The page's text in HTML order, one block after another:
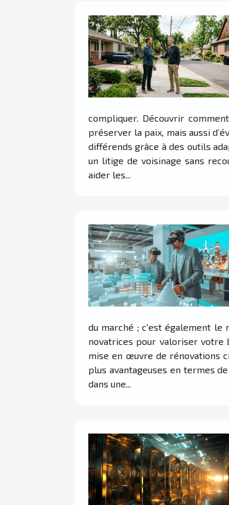
compliquer. Découvrir
préserver la paix, mais aussi
différends grâce à des outils
un litige de voisinage sans
aider les...
du marché ; c'est également le
novatrices pour valoriser votre
mise en œuvre de rénovations
plus avantageuses en termes
dans une...